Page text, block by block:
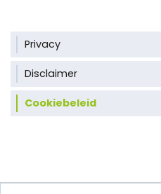
Privacy
Disclaimer
Cookiebeleid